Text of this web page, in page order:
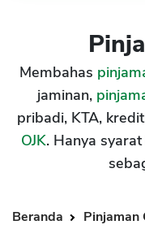
Membahas
jaminan,
pribadi, KTA,
OJK. Hanya
Beranda Pinjaman